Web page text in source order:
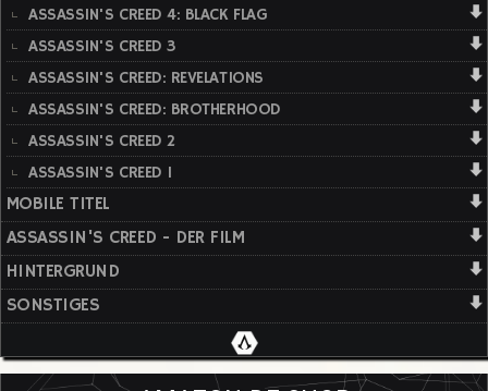
ASSASSIN'S CREED 4: BLACK FLAG
ASSASSIN'S CREED 3
ASSASSIN'S CREED: REVELATIONS
ASSASSIN'S CREED: BROTHERHOOD
ASSASSIN'S CREED 2
ASSASSIN'S CREED 1
MOBILE TITEL
ASSASSIN'S CREED - DER FILM
HINTERGRUND
SONSTIGES